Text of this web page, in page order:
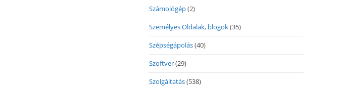
Számológép(2)
Személyes Oldalak, blogok(35)
Szépségápolás(40)
Szoftver(29)
Szolgáltatás(538)